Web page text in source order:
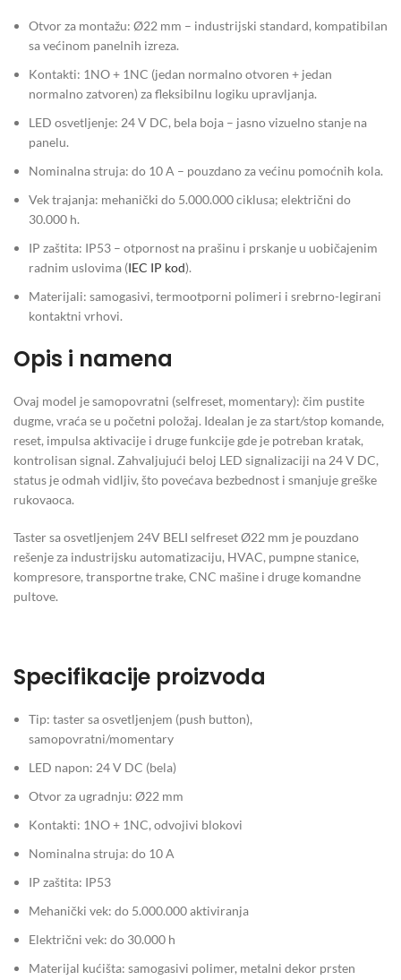
Otvor za montažu: Ø22 mm – industrijski standard, kompatibilan
sa većinom panelnih izreza.
Kontakti: 1NO + 1NC (jedan normalno otvoren + jedan
normalno zatvoren) za fleksibilnu logiku upravljanja.
LED osvetljenje: 24 V DC, bela boja – jasno vizuelno stanje na
panelu.
Nominalna struja: do 10 A – pouzdano za većinu pomoćnih kola.
Vek trajanja: mehanički do 5.000.000 ciklusa; električni do
30.000 h.
IP zaštita: IP53 – otpornost na prašinu i prskanje u uobičajenim
radnim uslovima (IEC IP kod).
Materijali: samogasivi, termootporni polimeri i srebrno-legirani
kontaktni vrhovi.
Opis i namena
Ovaj model je samopovratni (selfreset, momentary): čim pustite
dugme, vraća se u početni položaj. Idealan je za start/stop komande,
reset, impulsa aktivacije i druge funkcije gde je potreban kratak,
kontrolisan signal. Zahvaljujući beloj LED signalizaciji na 24 V DC,
status je odmah vidljiv, što povećava bezbednost i smanjuje greške
rukovaoca.
Taster sa osvetljenjem 24V BELI selfreset Ø22 mm je pouzdano
rešenje za industrijsku automatizaciju, HVAC, pumpne stanice,
kompresore, transportne trake, CNC mašine i druge komandne
pultove.
Specifikacije proizvoda
Tip: taster sa osvetljenjem (push button),
samopovratni/momentary
LED napon: 24 V DC (bela)
Otvor za ugradnju: Ø22 mm
Kontakti: 1NO + 1NC, odvojivi blokovi
Nominalna struja: do 10 A
IP zaštita: IP53
Mehanički vek: do 5.000.000 aktiviranja
Električni vek: do 30.000 h
Materijal kućišta: samogasivi polimer, metalni dekor prsten